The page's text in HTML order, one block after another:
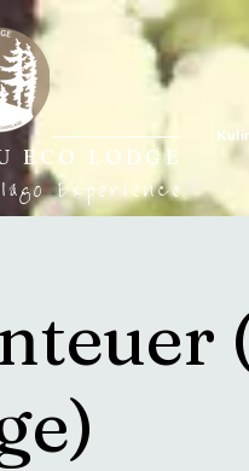
ECO LODGE
Experience